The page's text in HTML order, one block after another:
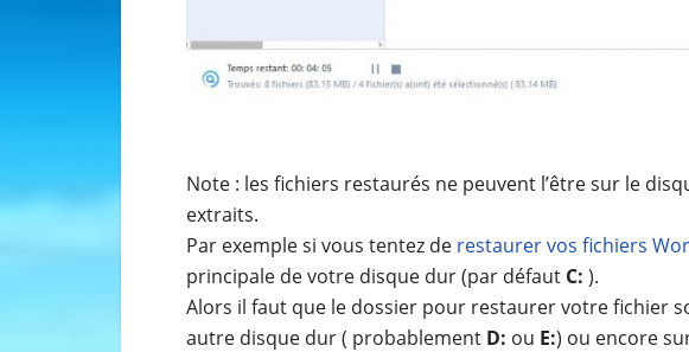
Note : les fichiers restaurés ne peuvent l’être sur le
extraits.
Par exemple si vous tentez de restaurer vos fichiers
principale de votre disque dur (par défaut C: ).
Alors il faut que le dossier pour restaurer votre fichier
autre disque dur ( probablement D: ou E:) ou encore